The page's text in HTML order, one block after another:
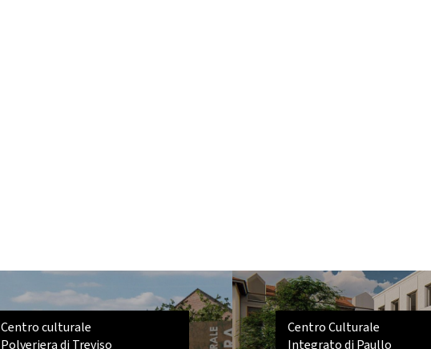
Centro culturale
Polveriera di Treviso
Centro Culturale
Integrato di Paullo